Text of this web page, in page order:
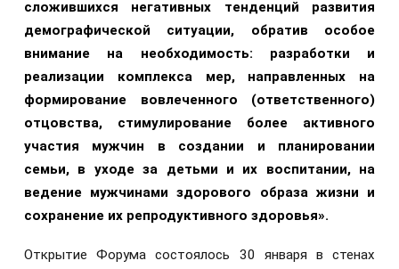
сложившихся негативных тенденций развития
демографической ситуации, обратив особое
внимание на необходимость: разработки и
реализации комплекса мер, направленных на
формирование вовлеченного (ответственного)
отцовства, стимулирование более активного
участия мужчин в создании и планировании
семьи, в уходе за детьми и их воспитании, на
ведение мужчинами здорового образа жизни и
сохранение их репродуктивного здоровья».
Открытие Форума состоялось 30 января в стенах